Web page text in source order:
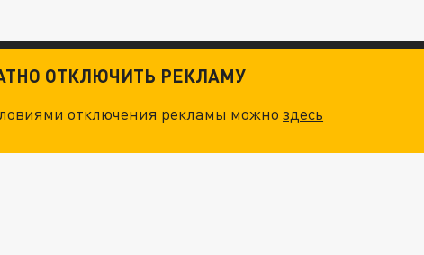
ОТКЛЮЧИТЬ РЕКЛАМУ
отключения рекламы можноздесь